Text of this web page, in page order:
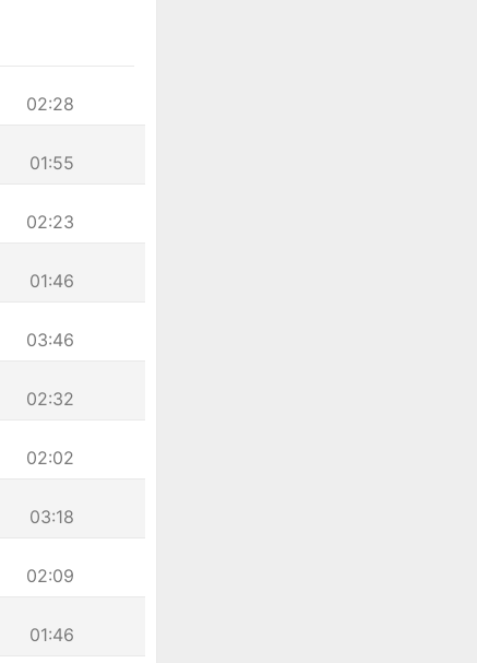
02:28
01:55
02:23
01:46
03:46
02:32
02:02
03:18
02:09
01:46